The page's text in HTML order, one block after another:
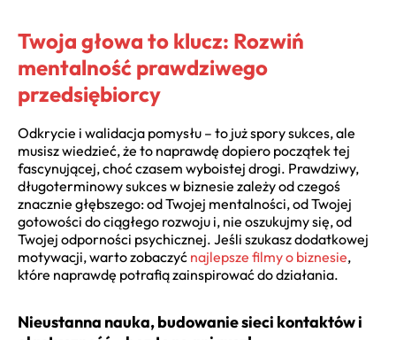
Twoja głowa to klucz: Rozwiń
mentalność prawdziwego
przedsiębiorcy
Odkrycie i walidacja pomysłu – to już spory sukces, ale
musisz wiedzieć, że to naprawdę dopiero początek tej
fascynującej, choć czasem wyboistej drogi. Prawdziwy,
długoterminowy sukces w biznesie zależy od czegoś
znacznie głębszego: od Twojej mentalności, od Twojej
gotowości do ciągłego rozwoju i, nie oszukujmy się, od
Twojej odporności psychicznej. Jeśli szukasz dodatkowej
motywacji, warto zobaczyć najlepsze filmy o biznesie,
które naprawdę potrafią zainspirować do działania.
Nieustanna nauka, budowanie sieci kontaktów i